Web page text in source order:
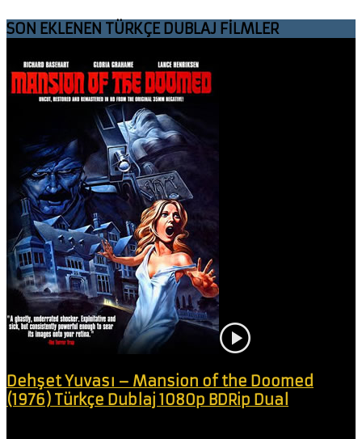
SON EKLENEN TÜRKÇE DUBLAJ FİLMLER
Dehşet Yuvası – Mansion of the Doomed
(1976) Türkçe Dublaj 1080p BDRip Dual